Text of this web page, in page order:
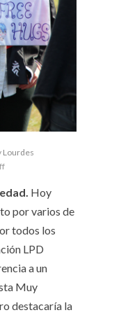
Lourdes
Hoy
por varios de
todos los
LPD
a un
Muy
destacaría la